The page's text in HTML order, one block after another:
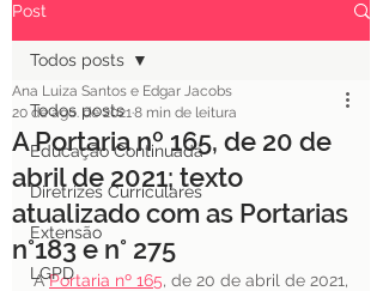
Post
Todos posts
Educação Continuada
Diretrizes Curriculares
Extensão
LGPD
Todos posts
A Portaria nº 165, de 20 de
abril de 2021; texto
atualizado com as Portarias
n°183 e n° 275
Ana Luiza Santos e Edgar Jacobs
20 de ago. de 20218 min de leitura
A Portaria nº 165, de 20 de abril de 2021,